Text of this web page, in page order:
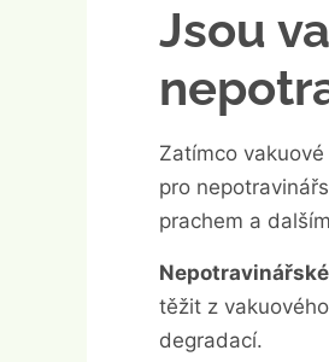
Jsou
Zatímco
pro
prachem a
těžit z
degradací.